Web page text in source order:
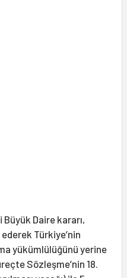
Büyük Daire kararı,
Türkiye’nin
yükümlülüğünü yerine
Sözleşme’nin 18.